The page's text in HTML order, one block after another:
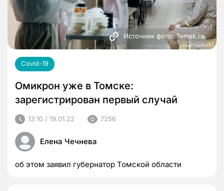
Источник фото: Tomsk.ru
Covid-19
Омикрон уже в Томске:
зарегистрирован первый случай
13:10 / 19.01.22 7256
Елена Чечнева
об этом заявил губернатор Томской области